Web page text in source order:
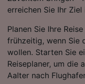
erreichen Sie Ihr
Planen Sie Ihre
frühzeitig, wenn Sie
wollen. Starten Sie
Reiseplaner, um die
Aalter nach
Folgendes
aktiv abfragen.
Informationen
Personalisierte
von
Inhalten,